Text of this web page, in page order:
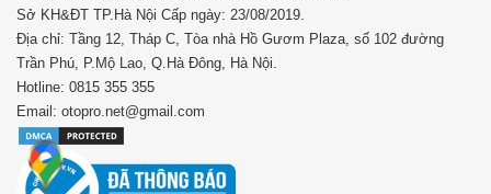
Sở KH&ĐT TP.Hà Nội Cấp ngày: 23/08/2019.
Địa chỉ: Tầng 12, Tháp C, Tòa nhà Hồ Gươm Plaza, số 102 đường
Trần Phú, P.Mộ Lao, Q.Hà Đông, Hà Nội.
Hotline: 0815 355 355
Email: otopro.net@gmail.com